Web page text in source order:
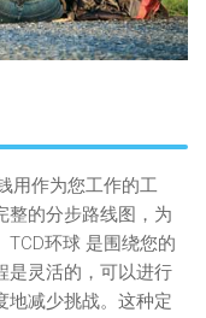
用作为您工作的工
整的分步路线图，为
环球 是围绕您的
是灵活的，可以进行
地减少挑战。这种定